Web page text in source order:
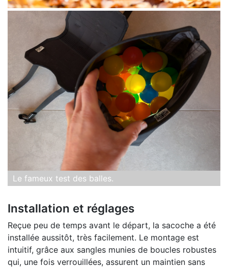
Le fameux test des balles.
Installation et réglages
Reçue peu de temps avant le départ, la sacoche a été
installée aussitôt, très facilement. Le montage est
intuitif, grâce aux sangles munies de boucles robustes
qui, une fois verrouillées, assurent un maintien sans